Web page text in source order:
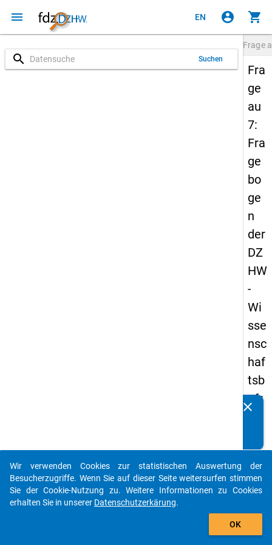
menu EN account_circle shopping_cart
search Suchen
Frage
Fra
ge
au
7:
Fra
ge
bo
ge
n
der
DZ
HW
-
Wi
sse
nsc
haf
tsb
efr
g
20
19
Details
clear
auto_stories
add_shopping_cart
Wir verwenden Cookies zur statistischen Auswertung der
Besucherzugriffe. Wenn Sie auf dieser Seite weitersurfen stimmen
Sie der Cookie-Nutzung zu. Weitere Informationen zu Cookies
erhalten Sie in unserer Datenschutzerkärung.
OK